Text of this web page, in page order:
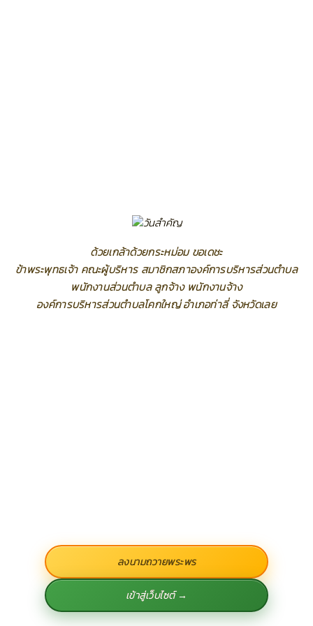
ด้วยเกล้าด้วยกระหม่อม ขอเดชะ
ข้าพระพุทธเจ้า คณะผู้บริหาร สมาชิกสภาองค์การบริหารส่วนตำบล
พนักงานส่วนตำบล ลูกจ้าง พนักงานจ้าง
องค์การบริหารส่วนตำบลโคกใหญ่ อำเภอท่าลี่ จังหวัดเลย
ลงนามถวายพระพร
เข้าสู่เว็บไซต์ →